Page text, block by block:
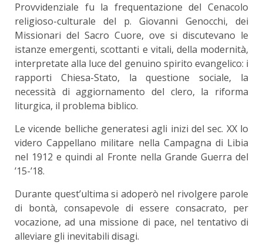
Provvidenziale fu la frequentazione del Cenacolo
religioso-culturale del p. Giovanni Genocchi, dei
Missionari del Sacro Cuore, ove si discutevano le
istanze emergenti, scottanti e vitali, della modernità,
interpretate alla luce del genuino spirito evangelico: i
rapporti Chiesa-Stato, la questione sociale, la
necessità di aggiornamento del clero, la riforma
liturgica, il problema biblico.
Le vicende belliche generatesi agli inizi del sec. XX lo
videro Cappellano militare nella Campagna di Libia
nel 1912 e quindi al Fronte nella Grande Guerra del
’15-’18.
Durante quest’ultima si adoperò nel rivolgere parole
di bontà, consapevole di essere consacrato, per
vocazione, ad una missione di pace, nel tentativo di
alleviare gli inevitabili disagi.